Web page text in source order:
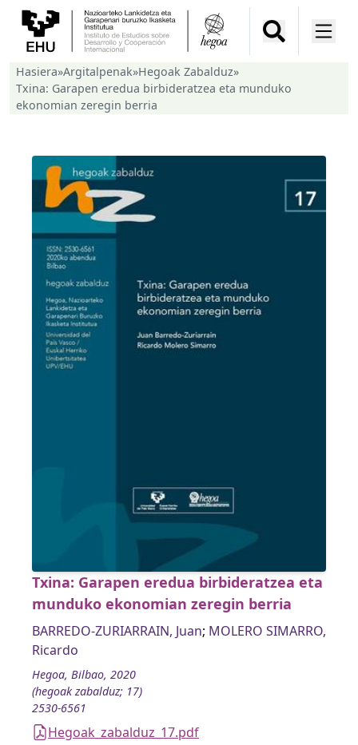
Hasiera»Argitalpenak»Hegoak Zabalduz»
Txina: Garapen eredua birbideratzea eta munduko
ekonomian zeregin berria
Txina: Garapen eredua birbideratzea eta
munduko ekonomian zeregin berria
BARREDO-ZURIARRAIN, Juan; MOLERO SIMARRO,
Ricardo
Hegoa, Bilbao, 2020
(hegoak zabalduz; 17)
2530-6561
Hegoak_zabalduz_17.pdf